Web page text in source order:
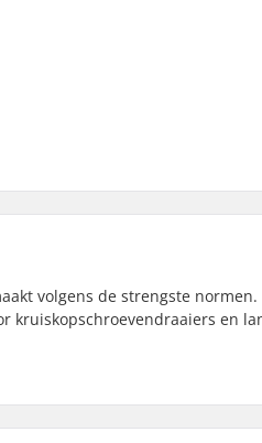
volgens de strengste
kruiskopschroevendraaiers en